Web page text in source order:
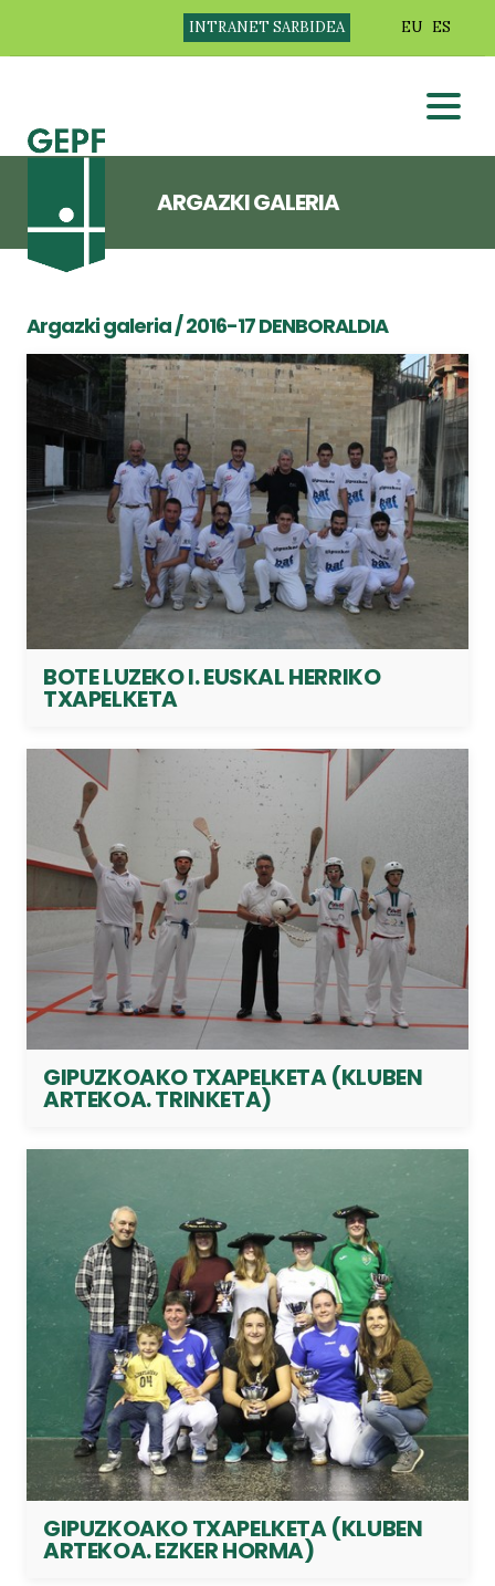
INTRANET SARBIDEA EU ES
ARGAZKI GALERIA
Argazki galeria/ 2016-17 DENBORALDIA
BOTE LUZEKO I. EUSKAL HERRIKO
TXAPELKETA
GIPUZKOAKO TXAPELKETA (KLUBEN
ARTEKOA. TRINKETA)
GIPUZKOAKO TXAPELKETA (KLUBEN
ARTEKOA. EZKER HORMA)